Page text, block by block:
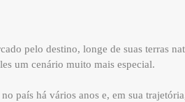
pelo destino, longe de suas terras
um cenário muito mais especial.
país há vários anos e, em sua